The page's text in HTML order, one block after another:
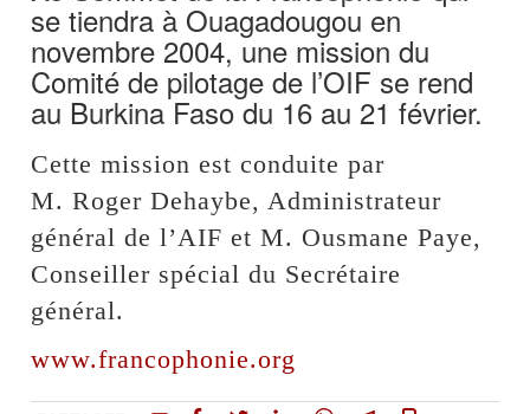
se tiendra à Ouagadougou en
novembre 2004, une mission du
Comité de pilotage de l’OIF se rend
au Burkina Faso du 16 au 21 février.
Cette mission est conduite par
M. Roger Dehaybe, Administrateur
général de l’AIF et M. Ousmane Paye,
Conseiller spécial du Secrétaire
général.
www.francophonie.org